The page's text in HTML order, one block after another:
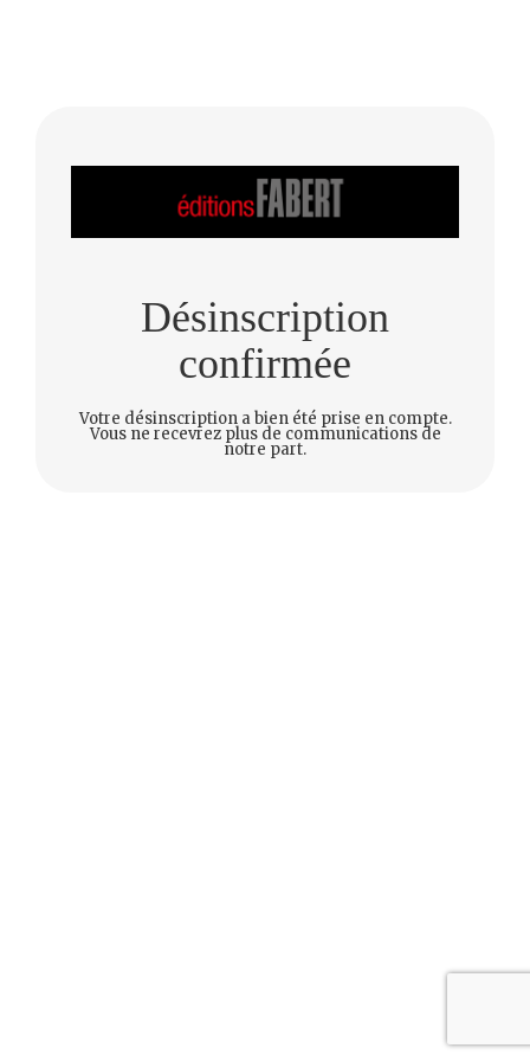
Désinscription
confirmée
Votre désinscription a bien été prise en compte.
Vous ne recevrez plus de communications de
notre part.